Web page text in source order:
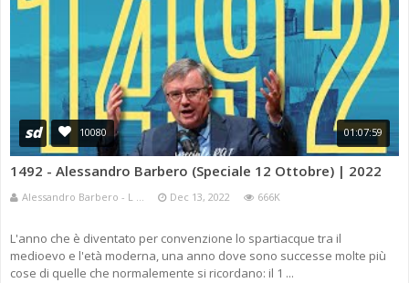
sd 10080 01:07:59
1492 - Alessandro Barbero (Speciale 12 Ottobre) | 2022
Alessandro Barbero - L ... Dec 13, 2022 666K
L'anno che è diventato per convenzione lo spartiacque tra il
medioevo e l'età moderna, una anno dove sono successe molte più
cose di quelle che normalemente si ricordano: il 1 ...